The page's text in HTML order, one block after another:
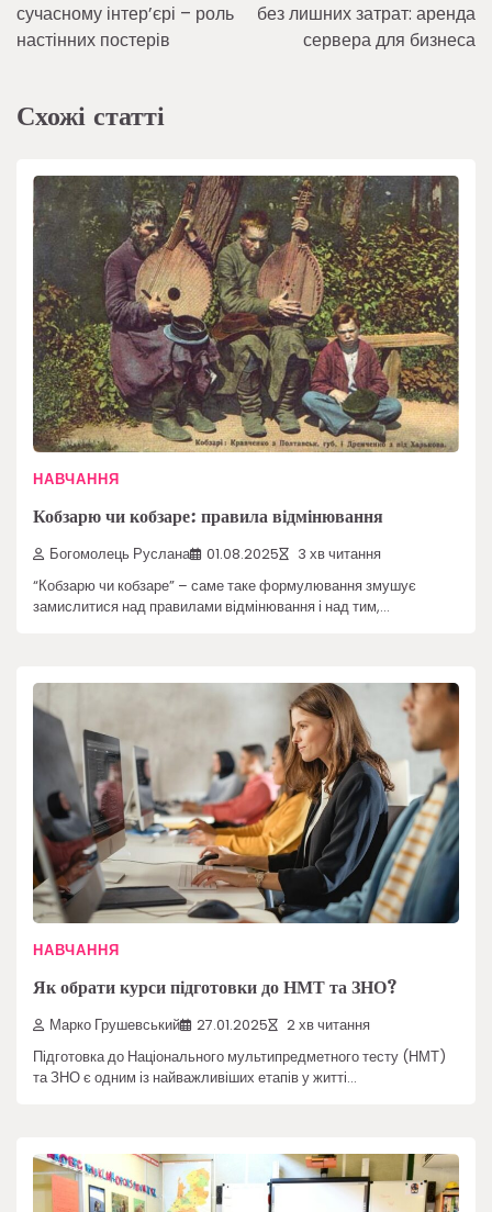
сучасному інтер’єрі – роль
настінних постерів
без лишних затрат: аренда
сервера для бизнеса
Схожі статті
НАВЧАННЯ
Кобзарю чи кобзаре: правила відмінювання
Богомолець Руслана 01.08.2025 3 хв читання
“Кобзарю чи кобзаре” – саме таке формулювання змушує
замислитися над правилами відмінювання і над тим,…
НАВЧАННЯ
Як обрати курси підготовки до НМТ та ЗНО?
Марко Грушевський 27.01.2025 2 хв читання
Підготовка до Національного мультипредметного тесту (НМТ)
та ЗНО є одним із найважливіших етапів у житті…